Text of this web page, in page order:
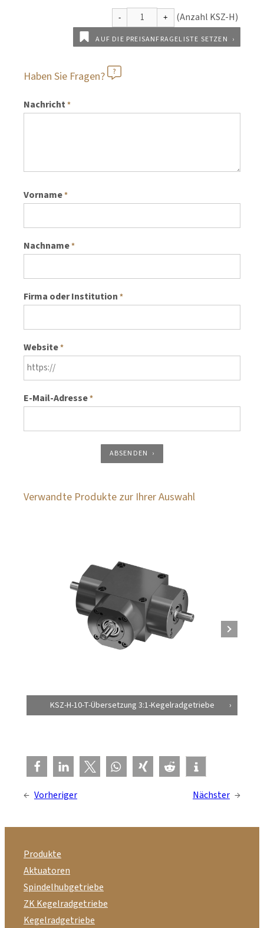
AUF DIE PREISANFRAGELISTE SETZEN
Haben Sie Fragen?
Nachricht*
Vorname*
Nachname*
Firma oder Institution *
Website*
E-Mail-Adresse*
ABSENDEN
Verwandte Produkte zur Ihrer Auswahl
KSZ-H-10-T-Übersetzung 3:1-Kegelradgetriebe
← Vorheriger Nächster →
Produkte
Aktuatoren
Spindelhubgetriebe
ZK Kegelradgetriebe
Kegelradgetriebe